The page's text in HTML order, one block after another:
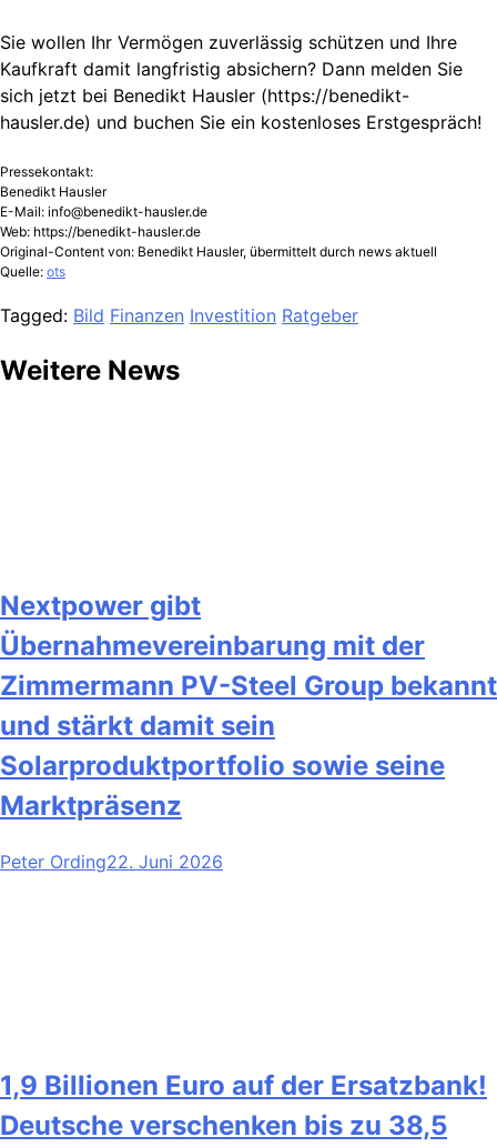
Sie wollen Ihr Vermögen zuverlässig schützen und Ihre
Kaufkraft damit langfristig absichern? Dann melden Sie
sich jetzt bei Benedikt Hausler (https://benedikt-
hausler.de) und buchen Sie ein kostenloses Erstgespräch!
Pressekontakt:
Benedikt Hausler
E-Mail: info@benedikt-hausler.de
Web: https://benedikt-hausler.de
Original-Content von: Benedikt Hausler, übermittelt durch news aktuell
Quelle: ots
Tagged: Bild Finanzen Investition Ratgeber
Weitere News
Nextpower gibt
Übernahmevereinbarung mit der
Zimmermann PV-Steel Group bekannt
und stärkt damit sein
Solarproduktportfolio sowie seine
Marktpräsenz
Peter Ording22. Juni 2026
1,9 Billionen Euro auf der Ersatzbank!
Deutsche verschenken bis zu 38,5